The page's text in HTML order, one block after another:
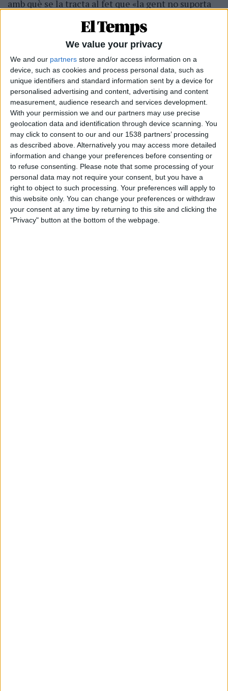
We value your privacy
We and our partners store and/or access information on a
device, such as cookies and process personal data, such as
unique identifiers and standard information sent by a device for
personalised advertising and content, advertising and content
measurement, audience research and services development.
With your permission we and our partners may use precise
geolocation data and identification through device scanning. You
may click to consent to our and our 1538 partners’ processing
as described above. Alternatively you may access more detailed
information and change your preferences before consenting or
to refuse consenting.
Please note that some processing of your
personal data may not require your consent, but you have a
right to object to such processing. Your preferences will apply to
this website only. You can change your preferences or withdraw
your consent at any time by returning to this site and clicking the
"Privacy" button at the bottom of the webpage.
amb què se la tracta al fet que «la gent no suporta
la teva olor perquè és tan molesta com la veritat», i
ho remata així: «Pelar ceba —capa rere capa—revela
l’essència de l’existència: el buit». I potser és per
això que «a qui et degolla, se li omplen els ulls de
llàgrimes». Aquest és el to de l’Elogi de l’error: els
poemes dinamiten el tòpic i el substitueixen
assignant un valor frontalment contrari a les
expectatives del lector. Hom pot trobar-ho
pertinent o arbitrari, però la claredat del discurs és
evident i reveladora. El text no suggereix, mostra;
el lector no interpreta, veu.
Subscripció al butlletí
Rep les novetats d'El Temps al teu correu: